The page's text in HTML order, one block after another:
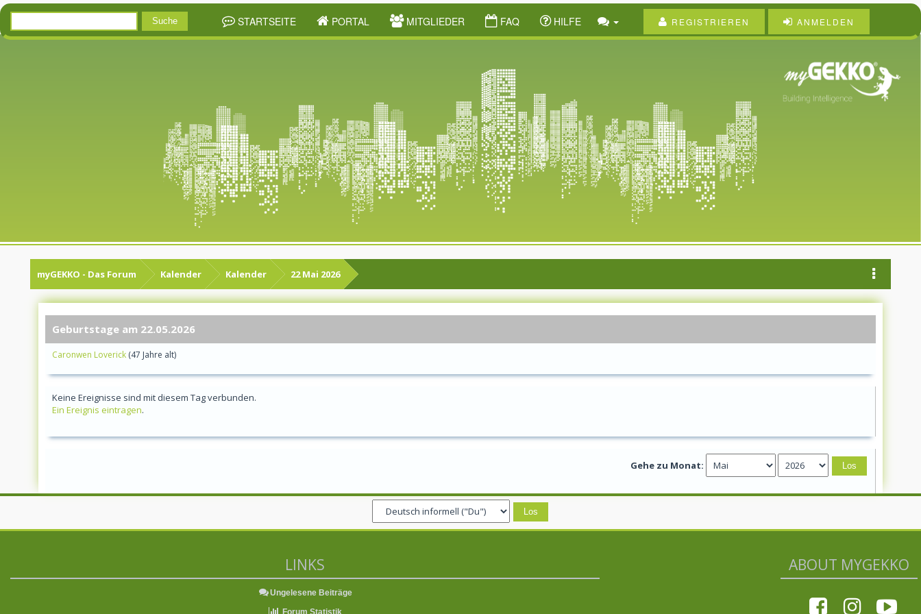
STARTSEITE PORTAL MITGLIEDER FAQ HILFE ANMELDEN
REGISTRIEREN
myGEKKO - Das Forum Kalender Kalender 22 Mai 2026
Geburtstage am 22.05.2026
Caronwen Loverick (47 Jahre alt)
Keine Ereignisse sind mit diesem Tag verbunden.
Ein Ereignis eintragen.
Gehe zu Monat:
LINKS
Ungelesene Beiträge
Forum Statistik
ABOUT MYGEKKO